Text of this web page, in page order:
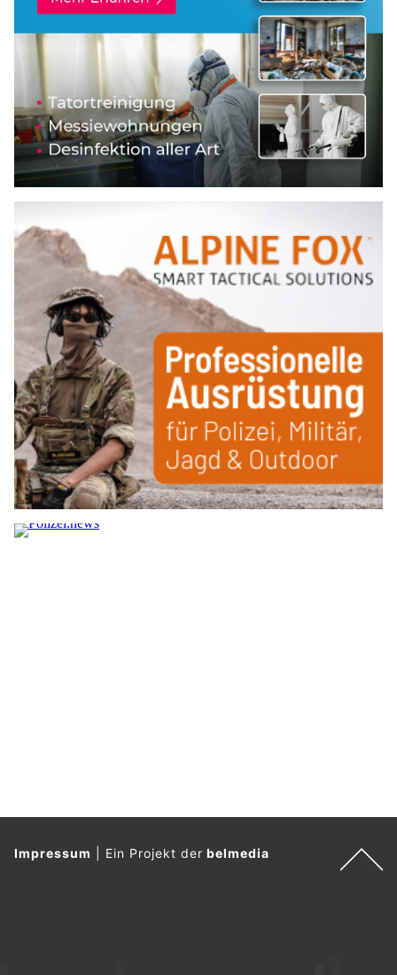
Impressum Ein Projekt derbelmedia